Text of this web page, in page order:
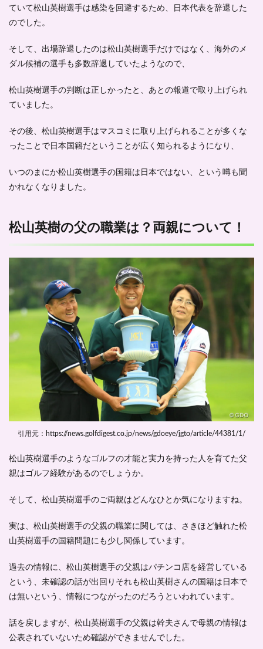
ていて松山英樹選手は感染を回避するため、
日本代表を辞退した
のでした。
そして、出場辞退したのは松山英樹選手だけではなく、海外のメ
ダル候補の選手も多数辞退していたようなので、
松山英樹選手の判断は正しかったと、あとの報道で取り上げられ
ていました。
その後、松山英樹選手はマスコミに取り上げられることが多くな
ったことで日本国籍だということが広く知られるようになり、
いつのまにか松山英樹選手の国籍は日本ではない、という噂も聞
かれなくなりました。
松山英樹の父の職業は？両親について！
引用元：https://news.golfdigest.co.jp/news/gdoeye/jgto/article/44381/1/
松山英樹選手のようなゴルフの才能と実力を持った人を育てた父
親はゴルフ経験があるのでしょうか。
そして、松山英樹選手のご両親はどんなひとか気になりますね。
実は、松山英樹選手の父親の職業に関しては、さきほど触れた松
山英樹選手の国籍問題にも少し関係しています。
過去の情報に、松山英樹選手の父親はパチンコ店を経営している
という、 未確認の話が出回り それも松山英樹さんの国籍は日本で
は無いという、情報につながったのだろうといわれています。
話を戻しますが、松山英樹選手の父親は幹夫さんで母親の情報は
公表されていないため確認ができませんでした。